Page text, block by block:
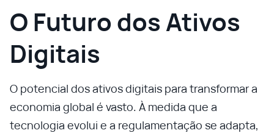
O Futuro dos Ativos
Digitais
O potencial dos ativos digitais para transformar a
economia global é vasto. À medida que a
tecnologia evolui e a regulamentação se adapta,